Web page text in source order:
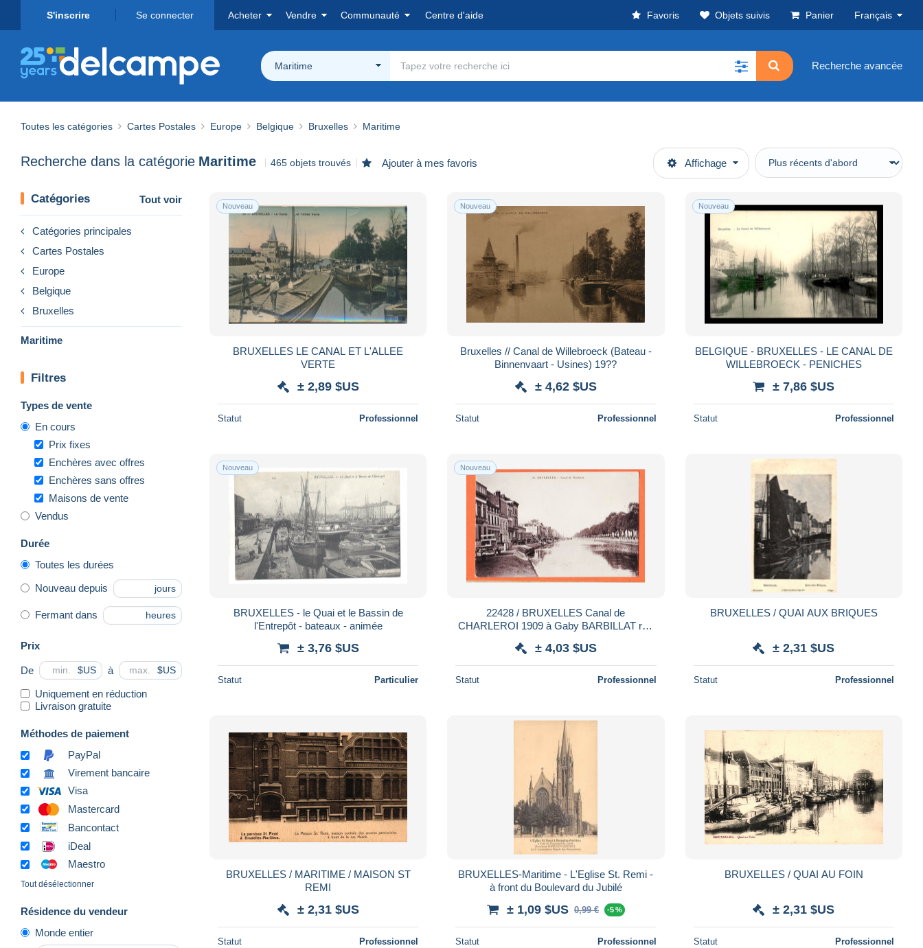
S'inscrire Se connecter Acheter Vendre Communauté Centre d'aide Favoris Objets suivis Panier Français
Maritime Recherche avancée
Toutes les catégories Cartes Postales Europe Belgique Bruxelles Maritime
Recherche dans la catégorie Maritime 465 objets trouvés Ajouter à mes favoris Affichage
Catégories Tout voir
Catégories principales
Cartes Postales
Europe
Belgique
Bruxelles
Maritime
Filtres
Types de vente
En cours
Prix fixes
Enchères avec offres
Enchères sans offres
Maisons de vente
Vendus
Durée
Toutes les durées
Nouveau depuis jours
Fermant dans heures
Prix
De $US à $US
Uniquement en réduction
Livraison gratuite
Méthodes de paiement
PayPal
Virement bancaire
Visa
Mastercard
Bancontact
iDeal
Maestro
Tout désélectionner
Résidence du vendeur
Monde entier
Nouveau
BRUXELLES LE CANAL ET L'ALLEE
VERTE
± 2,89 $US
Statut Professionnel
Nouveau
Bruxelles // Canal de Willebroeck (Bateau -
Binnenvaart - Usines) 19??
± 4,62 $US
Statut Professionnel
Nouveau
BELGIQUE - BRUXELLES - LE CANAL DE
WILLEBROECK - PENICHES
± 7,86 $US
Statut Professionnel
Nouveau
BRUXELLES - le Quai et le Bassin de
l'Entrepôt - bateaux - animée
± 3,76 $US
Statut Particulier
Nouveau
22428 / BRUXELLES Canal de
CHARLEROI 1909 à Gaby BARBILLAT rue
ANSPACH 18
± 4,03 $US
Statut Professionnel
BRUXELLES / QUAI AUX BRIQUES
± 2,31 $US
Statut Professionnel
BRUXELLES / MARITIME / MAISON ST
REMI
± 2,31 $US
Statut Professionnel
BRUXELLES-Maritime - L'Eglise St. Remi -
à front du Boulevard du Jubilé
± 1,09 $US 0,99 € -5 %
Statut Professionnel
BRUXELLES / QUAI AU FOIN
± 2,31 $US
Statut Professionnel